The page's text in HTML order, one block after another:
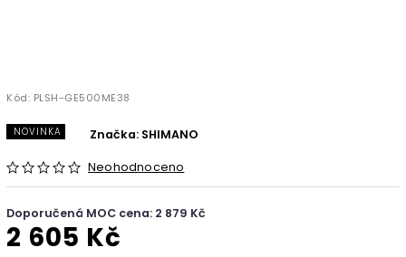
Kód: PLSH-GE500ME38
NOVINKA
Neohodnoceno
Značka: SHIMANO
Doporučená MOC cena: 2 879 Kč
2 605 Kč